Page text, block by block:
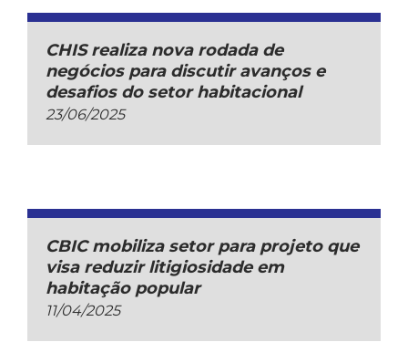
CHIS realiza nova rodada de
negócios para discutir avanços e
desafios do setor habitacional
23/06/2025
CBIC mobiliza setor para projeto que
visa reduzir litigiosidade em
habitação popular
11/04/2025